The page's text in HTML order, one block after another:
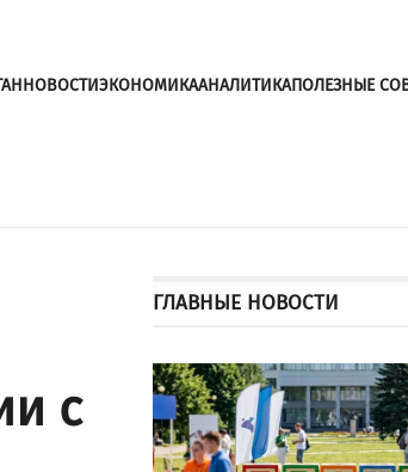
НОВОСТИЭКОНОМИКААНАЛИТИКАПОЛЕЗНЫЕ
с
ГЛАВНЫЕ НОВОСТИ